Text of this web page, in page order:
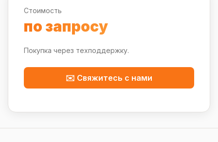
Стоимость
по запросу
Покупка через техподдержку.
✉️ Свяжитесь с нами